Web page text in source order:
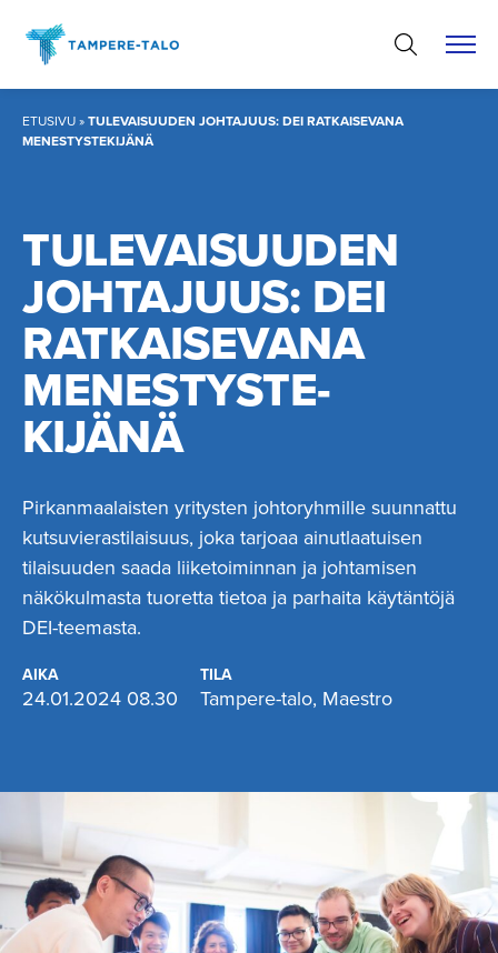
sisältöön
ETUSIVU»TULEVAISUUDEN JOHTAJUUS: DEI RATKAISEVANA
MENESTYSTEKIJÄNÄ
TULEVAISUUDEN
JOHTAJUUS: DEI
RATKAISEVANA
MENESTYS­TE­
KIJÄNÄ
Pirkanmaalaisten yritysten johtoryhmille suunnattu
kutsuvierastilaisuus, joka tarjoaa ainutlaatuisen
tilaisuuden saada liiketoiminnan ja johtamisen
näkökulmasta tuoretta tietoa ja parhaita käytäntöjä
DEI-teemasta.
AIKA
24.01.2024 08.30
TILA
Tampere-talo, Maestro